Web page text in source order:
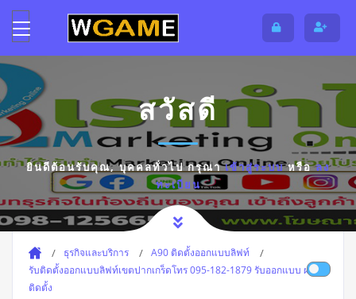
สวัสดี
ยินดีต้อนรับคุณ,บุคคลทั่วไปกรุณาเข้าสู่ระบบหรือลง
ทะเบียน
ธุรกิจและบริการ
A90 ติดตั้งออกแบบลิฟท์
รับติดตั้งออกแบบลิฟท์เขตปากเกร็ดโทร 095-182-1879 รับออกแบบ ผลิต
ติดตั้ง